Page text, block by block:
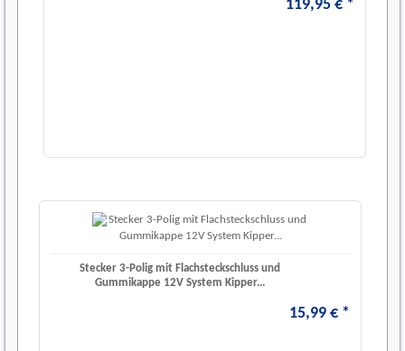
119,95 € *
Stecker 3-Polig mit Flachsteckschluss und
Gummikappe 12V System Kipper...
15,99 € *